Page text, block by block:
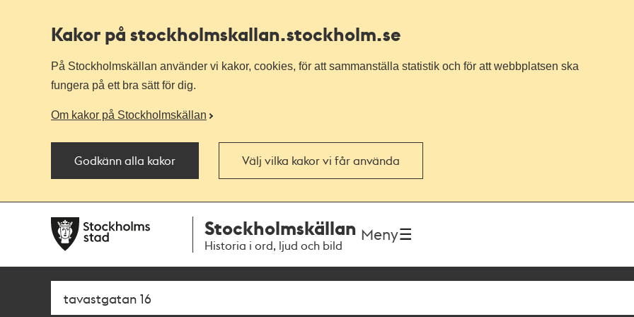
Kakor på stockholmskallan.stockholm.se
På Stockholmskällan använder vi kakor, cookies, för att sammanställa statistik och för att webbplatsen ska
fungera på ett bra sätt för dig.
Om kakor på Stockholmskällan
Godkänn alla kakor Välj vilka kakor vi får använda
navigationen
huvudinnehållet
Stockholmskällan
Historia i ord, ljud och bild
Meny
Sök